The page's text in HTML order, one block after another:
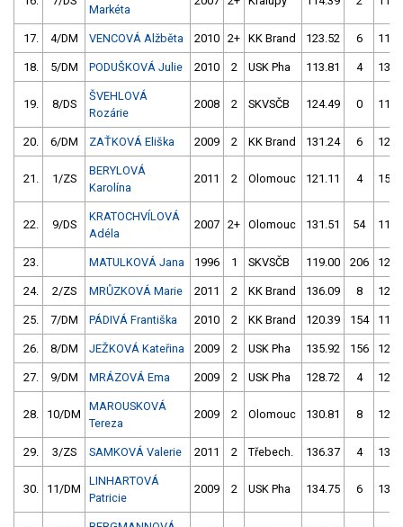
Markéta
17. 4/DM VENCOVÁ Alžběta 2010 2+ KK Brand 123.52 6
18. 5/DM PODUŠKOVÁ Julie 2010 2 USK Pha 113.81 4
19. 8/DS
ŠVEHLOVÁ
Rozárie
2008 2 SKVSČB 124.49 0
20. 6/DM ZAŤKOVÁ Eliška 2009 2 KK Brand 131.24 6
21. 1/ZS
BERYLOVÁ
Karolína
2011 2 Olomouc 121.11 4
22. 9/DS
KRATOCHVÍLOVÁ
Adéla
2007 2+ Olomouc 131.51 54
23. MATULKOVÁ Jana 1996 1 SKVSČB 119.00 206
24. 2/ZS MRŮZKOVÁ Marie 2011 2 KK Brand 136.09 8
25. 7/DM PÁDIVÁ Františka 2010 2 KK Brand 120.39 154
26. 8/DM JEŽKOVÁ Kateřina 2009 2 USK Pha 135.92 156
27. 9/DM MRÁZOVÁ Ema 2009 2 USK Pha 128.72 4
28. 10/DM
MAROUSKOVÁ
Tereza
2009 2 Olomouc 130.81 8
29. 3/ZS SAMKOVÁ Valerie 2011 2 Třebech. 136.37 4
30. 11/DM
LINHARTOVÁ
Patricie
2009 2 USK Pha 134.75 6